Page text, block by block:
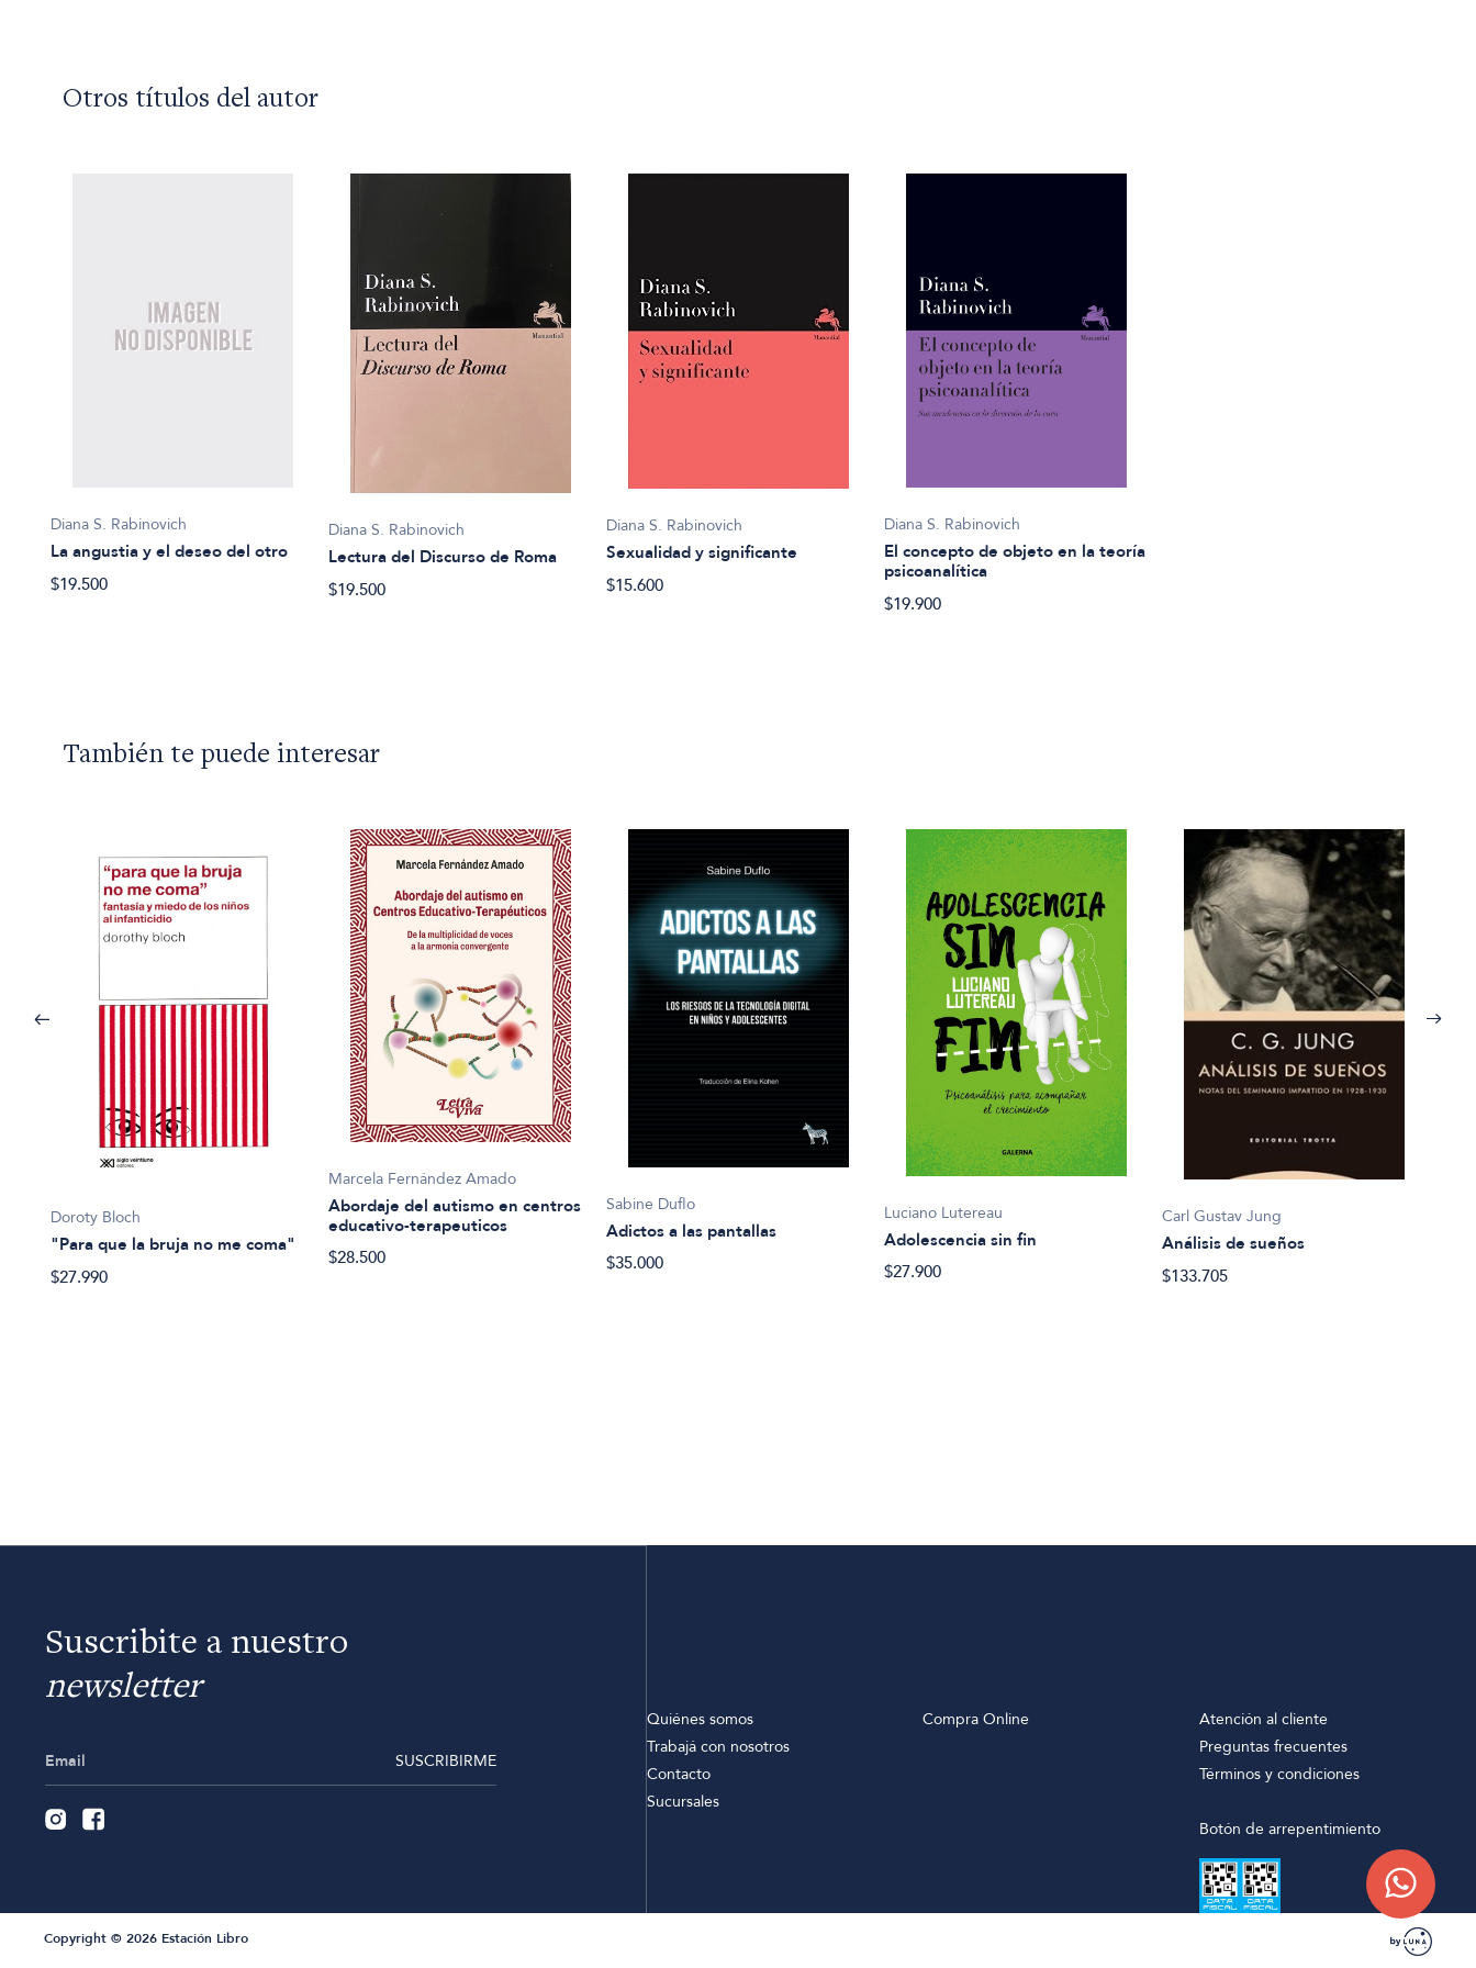
Otros títulos del autor
Diana S. Rabinovich
La angustia y el deseo del otro
$19.500
Diana S. Rabinovich
Lectura del Discurso de Roma
$19.500
Diana S. Rabinovich
Sexualidad y significante
$15.600
Diana S. Rabinovich
El concepto de objeto en la teoría
psicoanalítica
$19.900
También te puede interesar
Doroty Bloch
"Para que la bruja no me coma"
$27.990
Marcela Fernández Amado
Abordaje del autismo en centros
educativo-terapeuticos
$28.500
Sabine Duflo
Adictos a las pantallas
$35.000
Luciano Lutereau
Adolescencia sin fin
$27.900
Carl Gustav Jung
Análisis de sueños
$133.705
Suscribite a nuestro
newsletter
SUSCRIBIRME
Quiénes somos
Trabajá con nosotros
Contacto
Sucursales
Compra Online
Atención al cliente
Preguntas frecuentes
Términos y condiciones
Botón de arrepentimiento
Copyright © 2026 Estación Libro